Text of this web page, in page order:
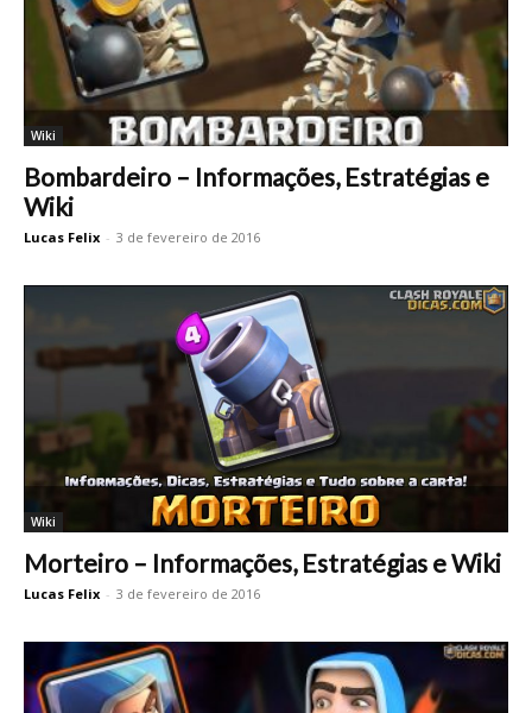
Wiki
Bombardeiro – Informações, Estratégias e
Wiki
Lucas Felix - 3 de fevereiro de 2016
Wiki
Morteiro – Informações, Estratégias e Wiki
Lucas Felix - 3 de fevereiro de 2016